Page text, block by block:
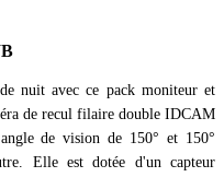
nuit avec ce pack moniteur et
de recul filaire double IDCAM
de vision de 150° et 150°
Elle est dotée d'un capteur